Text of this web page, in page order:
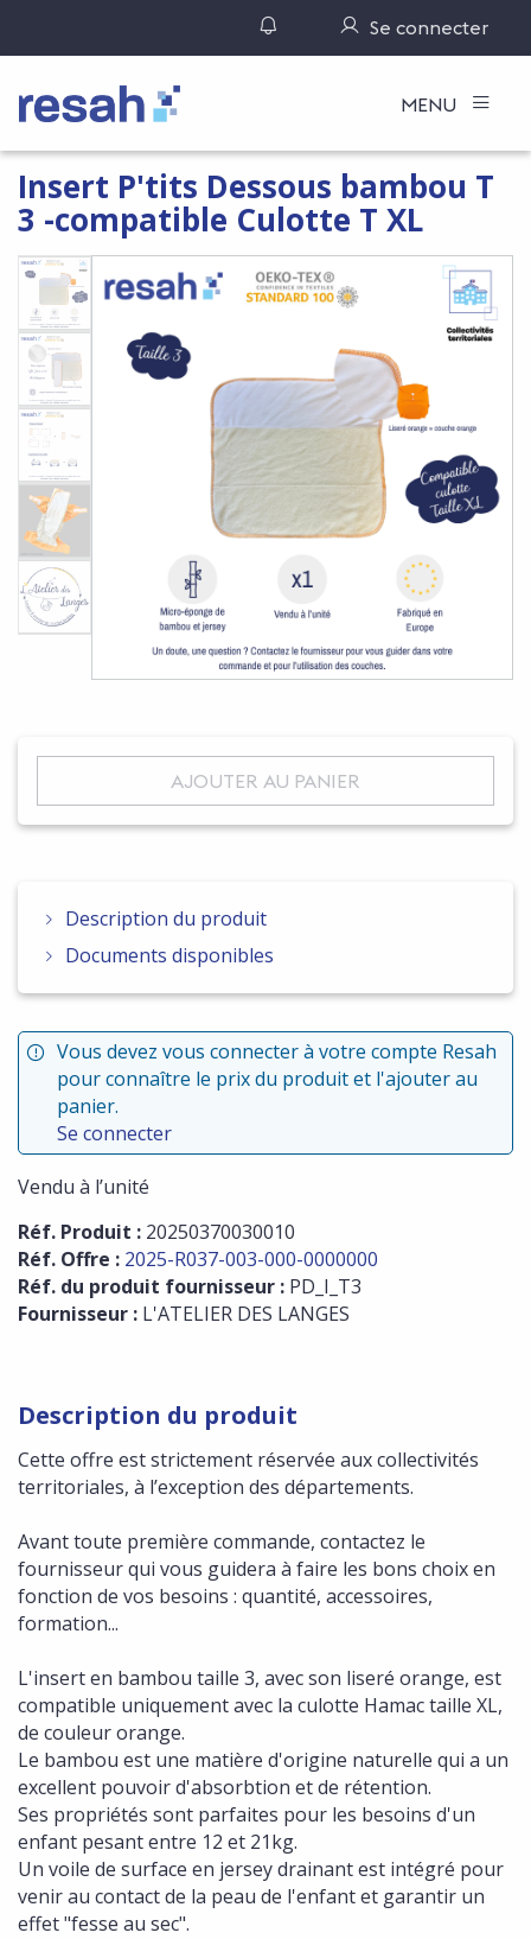
Gérer ses notifications
Se connecter
Logo Resah MENU
Insert P'tits Dessous bambou T
3 -compatible Culotte T XL
AJOUTER AU PANIER
Description du produit
Documents disponibles
Vous devez vous connecter à votre compte Resah
pour connaître le prix du produit et l'ajouter au
panier.
Se connecter
Vendu à l’unité
Réf. Produit : 20250370030010
Réf. Offre : 2025-R037-003-000-0000000
Réf. du produit fournisseur : PD_I_T3
Fournisseur : L'ATELIER DES LANGES
Description du produit
Cette offre est strictement réservée aux collectivités
territoriales, à l’exception des départements.
Avant toute première commande, contactez le
fournisseur qui vous guidera à faire les bons choix en
fonction de vos besoins : quantité, accessoires,
formation...
L'insert en bambou taille 3, avec son liseré orange, est
compatible uniquement avec la culotte Hamac taille XL,
de couleur orange.
Le bambou est une matière d'origine naturelle qui a un
excellent pouvoir d'absorbtion et de rétention.
Ses propriétés sont parfaites pour les besoins d'un
enfant pesant entre 12 et 21kg.
Un voile de surface en jersey drainant est intégré pour
venir au contact de la peau de l'enfant et garantir un
effet "fesse au sec".